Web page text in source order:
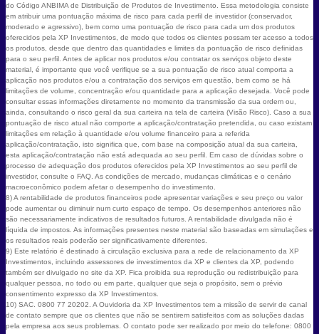
do Código ANBIMA de Distribuição de Produtos de Investimento. Essa metodologia consiste
em atribuir uma pontuação máxima de risco para cada perfil de investidor (conservador,
moderado e agressivo), bem como uma pontuação de risco para cada um dos produtos
oferecidos pela XP Investimentos, de modo que todos os clientes possam ter acesso a todos
os produtos, desde que dentro das quantidades e limites da pontuação de risco definidas
para o seu perfil. Antes de aplicar nos produtos e/ou contratar os serviços objeto deste
material, é importante que você verifique se a sua pontuação de risco atual comporta a
aplicação nos produtos e/ou a contratação dos serviços em questão, bem como se há
limitações de volume, concentração e/ou quantidade para a aplicação desejada. Você pode
consultar essas informações diretamente no momento da transmissão da sua ordem ou,
ainda, consultando o risco geral da sua carteira na tela de carteira (Visão Risco). Caso a sua
pontuação de risco atual não comporte a aplicação/contratação pretendida, ou caso existam
limitações em relação à quantidade e/ou volume financeiro para a referida
aplicação/contratação, isto significa que, com base na composição atual da sua carteira,
esta aplicação/contratação não está adequada ao seu perfil. Em caso de dúvidas sobre o
processo de adequação dos produtos oferecidos pela XP Investimentos ao seu perfil de
investidor, consulte o FAQ. As condições de mercado, mudanças climáticas e o cenário
macroeconômico podem afetar o desempenho do investimento.
8) A rentabilidade de produtos financeiros pode apresentar variações e seu preço ou valor
pode aumentar ou diminuir num curto espaço de tempo. Os desempenhos anteriores não
são necessariamente indicativos de resultados futuros. A rentabilidade divulgada não é
líquida de impostos. As informações presentes neste material são baseadas em simulações e
os resultados reais poderão ser significativamente diferentes.
9) Este relatório é destinado à circulação exclusiva para a rede de relacionamento da XP
Investimentos, incluindo assessores de investimentos da XP e clientes da XP, podendo
também ser divulgado no site da XP. Fica proibida sua reprodução ou redistribuição para
qualquer pessoa, no todo ou em parte, qualquer que seja o propósito, sem o prévio
consentimento expresso da XP Investimentos.
10) SAC. 0800 77 20202. A Ouvidoria da XP Investimentos tem a missão de servir de canal
de contato sempre que os clientes que não se sentirem satisfeitos com as soluções dadas
pela empresa aos seus problemas. O contato pode ser realizado por meio do telefone: 0800